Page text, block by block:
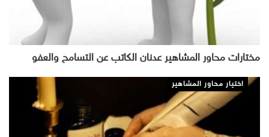
مختارات محاور المشاهير عدنان الكاتب عن التسامح والعفو
اختيار محاور المشاهير